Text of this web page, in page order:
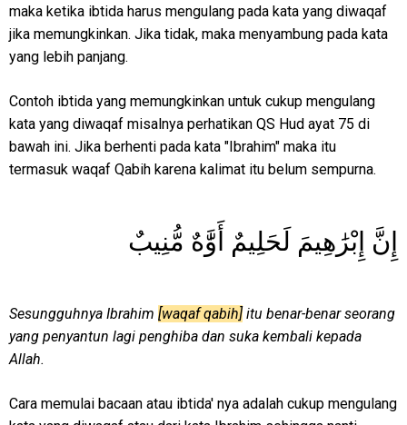
maka ketika ibtida harus mengulang pada kata yang diwaqaf
jika memungkinkan. Jika tidak, maka menyambung pada kata
yang lebih panjang.
Contoh ibtida yang memungkinkan untuk cukup mengulang
kata yang diwaqaf misalnya perhatikan QS Hud ayat 75 di
bawah ini. Jika berhenti pada kata "Ibrahim" maka itu
termasuk waqaf Qabih karena kalimat itu belum sempurna.
إِنَّ إِبْرَٰهِيمَ لَحَلِيمٌ أَوَّٰهٌ مُّنِيبٌ
Sesungguhnya Ibrahim [waqaf qabih] itu benar-benar seorang
yang penyantun lagi penghiba dan suka kembali kepada
Allah.
Cara memulai bacaan atau ibtida' nya adalah cukup mengulang